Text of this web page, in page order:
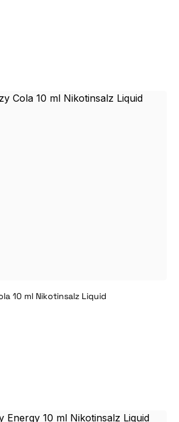
10 ml Nikotinsalz Liquid